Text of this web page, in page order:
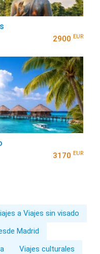
2900 EUR
3170 EUR
a Viajes sin visado
Madrid
Viajes culturales